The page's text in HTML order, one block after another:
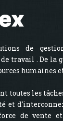
de
de travail . De la
humaines
toutes les
et
de vente